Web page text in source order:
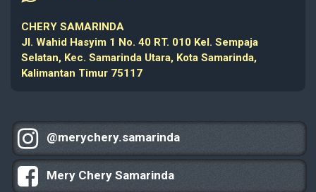
CHERY SAMARINDA
Jl. Wahid Hasyim 1 No. 40 RT. 010 Kel. Sempaja
Selatan, Kec. Samarinda Utara, Kota Samarinda,
Kalimantan Timur 75117
@merychery.samarinda
Mery Chery Samarinda